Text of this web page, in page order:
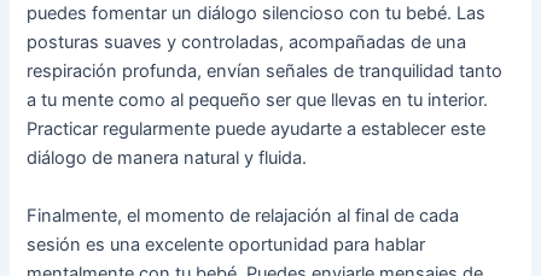
puedes fomentar un diálogo silencioso con tu bebé. Las
posturas suaves y controladas, acompañadas de una
respiración profunda, envían señales de tranquilidad tanto
a tu mente como al pequeño ser que llevas en tu interior.
Practicar regularmente puede ayudarte a establecer este
diálogo de manera natural y fluida.
Finalmente, el momento de relajación al final de cada
sesión es una excelente oportunidad para hablar